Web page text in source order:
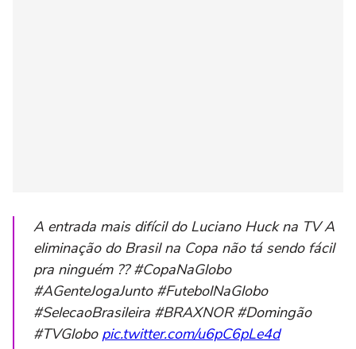
A entrada mais difícil do Luciano Huck na TV A
eliminação do Brasil na Copa não tá sendo fácil
pra ninguém ?? #CopaNaGlobo
#AGenteJogaJunto #FutebolNaGlobo
#SelecaoBrasileira #BRAXNOR #Domingão
#TVGlobo pic.twitter.com/u6pC6pLe4d